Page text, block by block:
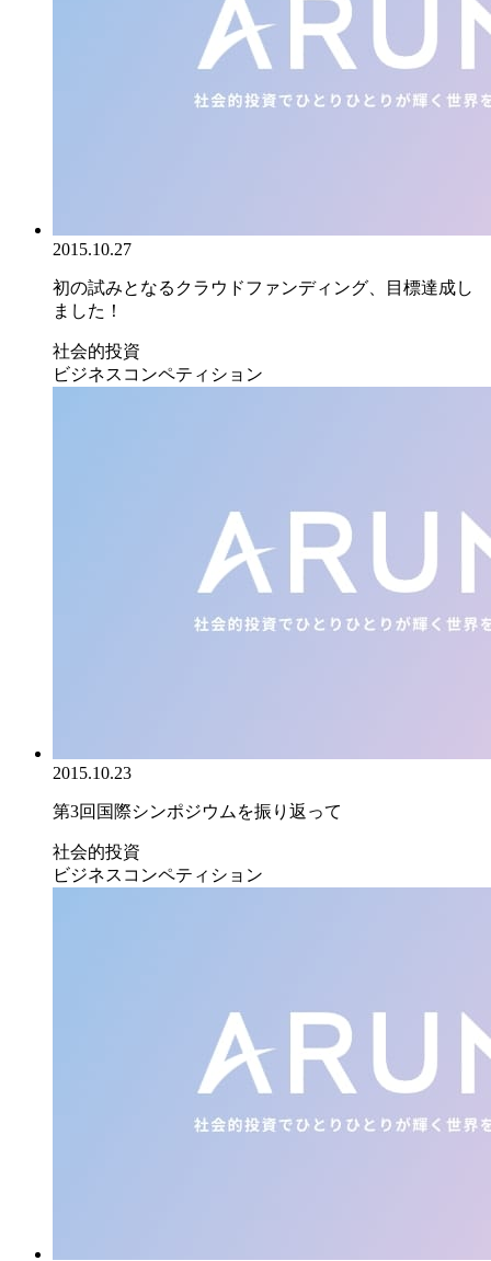
2015.10.27
初の試みとなるクラウドファンディング、目標達成し
ました！
社会的投資
ビジネスコンペティション
2015.10.23
第3回国際シンポジウムを振り返って
社会的投資
ビジネスコンペティション